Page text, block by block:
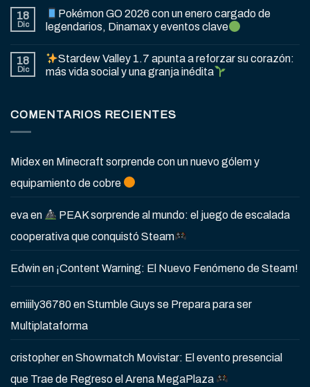
18
Dic
Pokémon GO 2026 con un enero cargado de
legendarios, Dinamax y eventos clave
18
Dic
Stardew Valley 1.7 apunta a reforzar su corazón:
más vida social y una granja inédita
COMENTARIOS RECIENTES
Midexen Minecraft sorprende con un nuevo gólem y
equipamiento de cobre
evaen
PEAK sorprende al mundo: el juego de escalada
cooperativa que conquistó Steam
Edwinen ¡Content Warning: El Nuevo Fenómeno de Steam!
emiiily36780enStumble Guys se Prepara para ser
Multiplataforma
cristopherenShowmatch Movistar: El evento presencial
que Trae de Regreso el Arena MegaPlaza